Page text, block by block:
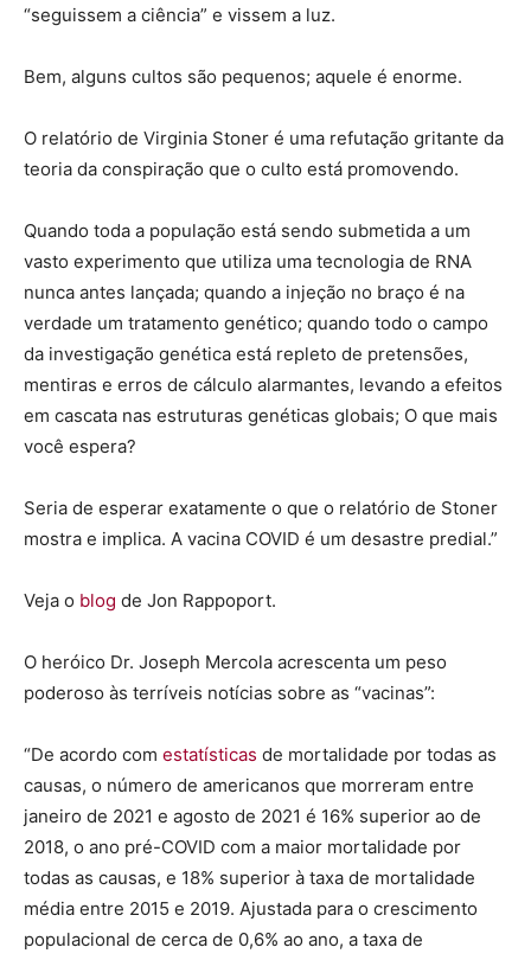
“seguissem a ciência” e vissem a luz.
Bem, alguns cultos são pequenos; aquele é enorme.
O relatório de Virginia Stoner é uma refutação gritante da
teoria da conspiração que o culto está promovendo.
Quando toda a população está sendo submetida a um
vasto experimento que utiliza uma tecnologia de RNA
nunca antes lançada; quando a injeção no braço é na
verdade um tratamento genético; quando todo o campo
da investigação genética está repleto de pretensões,
mentiras e erros de cálculo alarmantes, levando a efeitos
em cascata nas estruturas genéticas globais; O que mais
você espera?
Seria de esperar exatamente o que o relatório de Stoner
mostra e implica. A vacina COVID é um desastre predial.”
Veja o blog de Jon Rappoport.
O heróico Dr. Joseph Mercola acrescenta um peso
poderoso às terríveis notícias sobre as “vacinas”:
“De acordo com estatísticas de mortalidade por todas as
causas, o número de americanos que morreram entre
janeiro de 2021 e agosto de 2021 é 16% superior ao de
2018, o ano pré-COVID com a maior mortalidade por
todas as causas, e 18% superior à taxa de mortalidade
média entre 2015 e 2019. Ajustada para o crescimento
populacional de cerca de 0,6% ao ano, a taxa de